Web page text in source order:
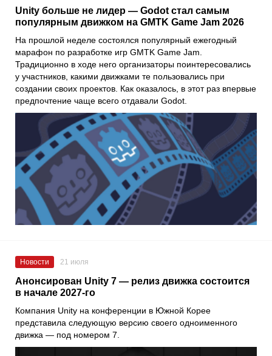
Unity больше не лидер — Godot стал самым
популярным движком на GMTK Game Jam 2026
На прошлой неделе состоялся популярный ежегодный
марафон по разработке игр GMTK Game Jam.
Традиционно в ходе него организаторы поинтересовались
у участников, какими движками те пользовались при
создании своих проектов. Как оказалось, в этот раз впервые
предпочтение чаще всего отдавали Godot.
Новости 21 июля
Анонсирован Unity 7 — релиз движка состоится
в начале 2027-го
Компания Unity на конференции в Южной Корее
представила следующую версию своего одноименного
движка — под номером 7.